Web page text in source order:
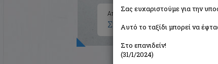
Αποτελέσματα αναζήτησης για:
Συγγραφέας: Βασιλικός
Σας ευχαριστούμε για την
Αυτό το ταξίδι μπορεί να
Στο επανιδείν!
(31/1/2024)